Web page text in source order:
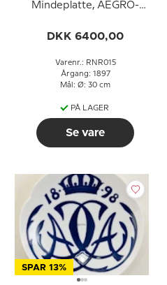
Mindeplatte, AEGRO-
DKK 6400,00
Varenr.: RNR015
Årgang: 1897
Mål: Ø: 30 cm
PÅ LAGER
Se vare
SPAR 13%